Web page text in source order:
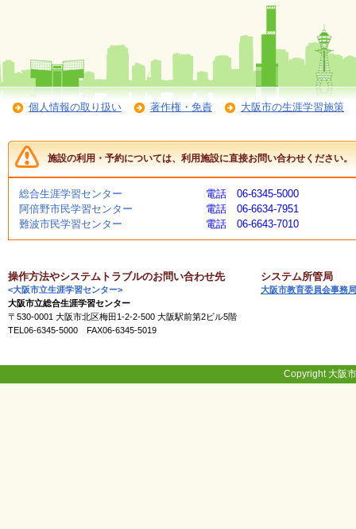
ガ
登
よ
く
あ
る
ご
質
講
師
・
ト
個人情報の取り扱い 著作権・免責 大阪市の生涯学習施策
施設の利用・予約については、利用施設に直接お問い合わせください。
総合生涯学習センター
電話 06-6345-5000
阿倍野市民学習センター
電話 06-6634-7951
難波市民学習センター
電話 06-6643-7010
操作方法やシステムトラブルのお問い合わせ先
<大阪市立生涯学習センター>
大阪市立総合生涯学習センター
〒530-0001 大阪市北区梅田1-2-2-500 大阪駅前第2ビル5階
TEL06-6345-5000 FAX06-6345-5019
システム所管局
大阪市教育委員会事務局
Copyright 大阪